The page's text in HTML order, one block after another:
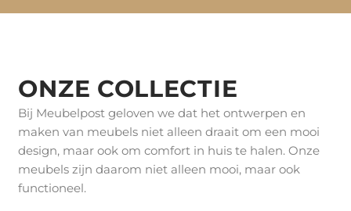
ONZE COLLECTIE
Bij Meubelpost geloven we dat het ontwerpen en
maken van meubels niet alleen draait om een mooi
design, maar ook om comfort in huis te halen. Onze
meubels zijn daarom niet alleen mooi, maar ook
functioneel.